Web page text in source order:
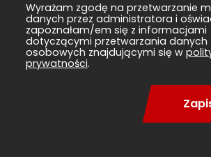
Wyrażam zgodę na przetwarzanie
danych przez administratora i
zapoznałam/em się z informacjami
dotyczącymi przetwarzania danych
osobowych znajdującymi się w
prywatności.